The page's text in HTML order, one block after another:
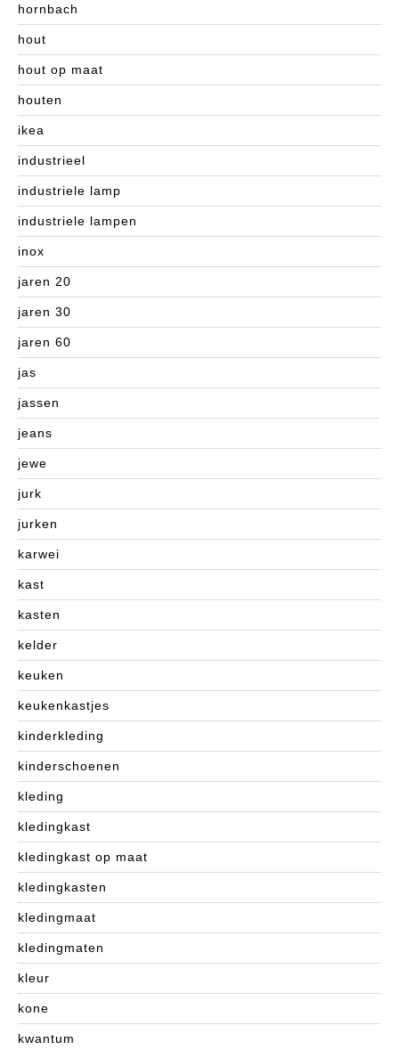
hornbach
hout
hout op maat
houten
ikea
industrieel
industriele lamp
industriele lampen
inox
jaren 20
jaren 30
jaren 60
jas
jassen
jeans
jewe
jurk
jurken
karwei
kast
kasten
kelder
keuken
keukenkastjes
kinderkleding
kinderschoenen
kleding
kledingkast
kledingkast op maat
kledingkasten
kledingmaat
kledingmaten
kleur
kone
kwantum